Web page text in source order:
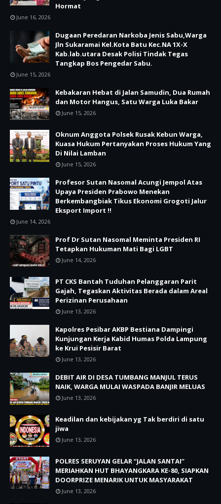
Hormat
June 16, 2026
Dugaan Peredaran Narkoba Jenis Sabu,Warga
Jln Sukaramai Kel.Kota Batu Kec.NA 1X-X
Kab.lab.utara Desak Polisi Tindak Tegas
Tangkap Bos Pengedar Sabu.
June 15, 2026
Kebakaran Hebat di Jalan Samudin, Dua Rumah
dan Motor Hangus, Satu Warga Luka Bakar
June 15, 2026
Oknum Anggota Polsek Rusak Kebun Warga,
Kuasa Hukum Pertanyakan Proses Hukum Yang
Di Nilai Lamban
June 15, 2026
Profesor Sutan Nasomal Acungi Jempol Atas
Upaya Presiden Prabowo Menekan
Berkembangbiak Tikus Ekonomi Grogoti Jalur
Eksport Import !!
June 14, 2026
Prof Dr Sutan Nasomal Meminta Presiden RI
Tetapkan Hukuman Mati Bagi LGBT
June 14, 2026
PT CKS Bantah Tuduhan Pelanggaran Parit
Gajah, Tegaskan Aktivitas Berada dalam Areal
Perizinan Perusahaan
June 13, 2026
Kapolres Pesibar AKBP Bestiana Dampingi
Kunjungan Kerja Kabid Humas Polda Lampung
ke Krui Pesisir Barat
June 13, 2026
DEBIT AIR DI DESA TUMBANG MANJUL TERUS
NAIK, WARGA MULAI WASPADA BANJIR MELUAS
June 13, 2026
Keadilan dan kebijakan yg Tak berdiri di satu
jiwa
June 13, 2026
POLRES SERUYAN GELAR “JALAN SANTAI”
MERIAHKAN HUT BHAYANGKARA KE-80, SIAPKAN
DOORPRIZE MENARIK UNTUK MASYARAKAT
June 13, 2026